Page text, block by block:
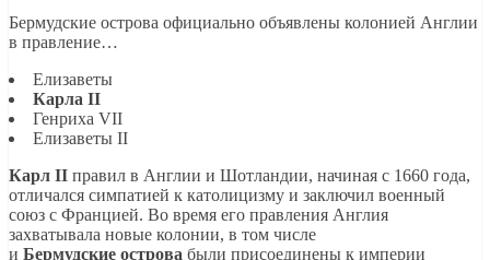
Бермудские острова официально объявлены колонией Англии
в правление…
Елизаветы
Карла II
Генриха VII
Елизаветы II
Карл II правил в Англии и Шотландии, начиная с 1660 года,
отличался симпатией к католицизму и заключил военный
союз с Францией. Во время его правления Англия
захватывала новые колонии, в том числе
и Бермудские острова были присоединены к империи